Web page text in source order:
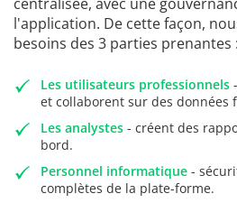
l'application. De cette façon,
besoins des 3 parties prenantes :
Les utilisateurs professionnels
et collaborent sur des données
Les analystes - créent des
bord.
Personnel informatique -
complètes de la plate-forme.